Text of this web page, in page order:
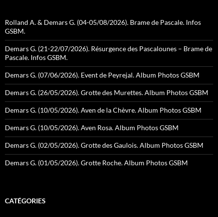
Rolland A. & Demars G. (04-05/08/2026). Brame de Pascale. Infos
GSBM.
Demars G. (21-22/07/2026). Résurgence des Pascalounes – Brame de
Pascale. Infos GSBM.
Demars G. (07/06/2026). Event de Peyrejal. Album Photos GSBM
Demars G. (26/05/2026). Grotte des Murettes. Album Photos GSBM
Demars G. (10/05/2026). Aven de la Chèvre. Album Photos GSBM
Demars G. (10/05/2026). Aven Rosa. Album Photos GSBM
Demars G. (02/05/2026). Grotte des Gaulois. Album Photos GSBM
Demars G. (01/05/2026). Grotte Roche. Album Photos GSBM
CATÉGORIES